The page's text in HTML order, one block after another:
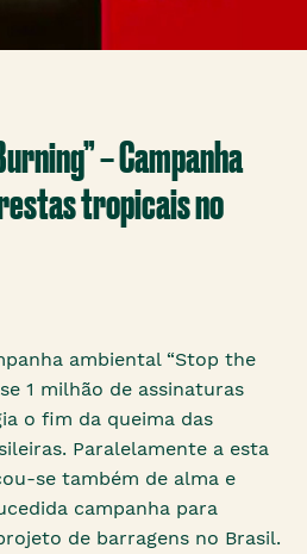
– Campanha
tropicais no
ambiental “Stop the
1 milhão de assinaturas
o fim da queima das
Paralelamente a esta
se também de alma e
campanha para
de barragens no Brasil.